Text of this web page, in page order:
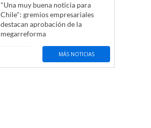
"Una muy buena noticia para
Chile": gremios empresariales
destacan aprobación de la
megarreforma
MÁS NOTICIAS